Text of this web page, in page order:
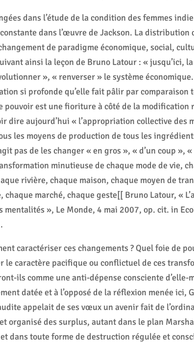
dans l’étude de la condition des femmes
dans l’œuvre de Jackson. La
de paradigme économique, social,
ainsi la leçon de Bruno Latour : « jusqu’ici,
», « renverser » le système
si profonde qu’elle fait pâlir par comparaison
pouvoir est une fioriture à côté de la modification
dire aujourd’hui « l’appropriation collective des
les moyens de production de tous les
pas de les changer « en gros », « d’un coup
minutieuse de chaque mode de vie,
rivière, chaque maison, chaque moyen de
chaque marché, chaque geste[[ Bruno Latour, «
mentalités », Le Monde, 4 mai 2007, op. cit. in
caractériser ces changements ? Quel foie de
le caractère pacifique ou conflictuel de ces
ils comme une anti-dépense consciente d’elle-
datée et à l’opposé de la réflexion menée ici,
appelait de ses vœux un avenir fait de
organisé des surplus, autant dans le plan
et dans toute forme de destruction régulée et